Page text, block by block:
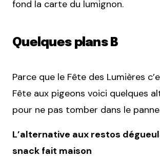
fond la carte du lumignon.
Quelques plans B
Parce que le Fête des Lumières
Fête aux pigeons voici quelques
pour ne pas tomber dans le
L’alternative aux restos
snack fait maison